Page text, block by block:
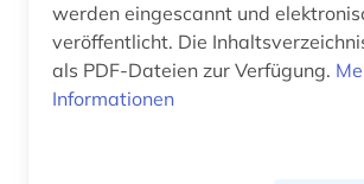
geschichte 1981-1995 (1)
geschichte 2017 (1)
werden eingescannt und
veröffentlicht. Die
als PDF-Dateien zur Verfügung.
Informationen